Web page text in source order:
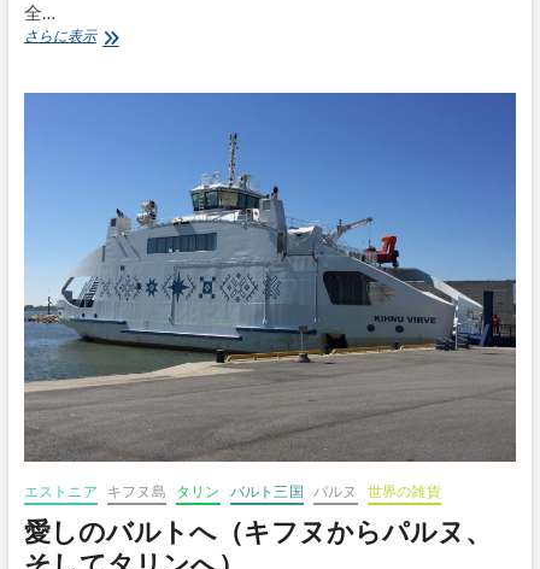
全…
さらに表示愛
の
街
並
み
が
残
タ
ン
へ）
エストニア キフヌ島 タリン バルト三国 パルヌ 世界の雑貨
愛しのバルトへ（キフヌからパルヌ、